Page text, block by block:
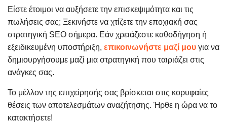
Είστε έτοιμοι να αυξήσετε την επισκεψιμότητα και τις
πωλήσεις σας; Ξεκινήστε να χτίζετε την εποχιακή σας
στρατηγική SEO σήμερα. Εάν χρειάζεστε καθοδήγηση ή
εξειδικευμένη υποστήριξη, επικοινωνήστε μαζί μου για να
δημιουργήσουμε μαζί μια στρατηγική που ταιριάζει στις
ανάγκες σας.
Το μέλλον της επιχείρησής σας βρίσκεται στις κορυφαίες
θέσεις των αποτελεσμάτων αναζήτησης. Ήρθε η ώρα να το
κατακτήσετε!